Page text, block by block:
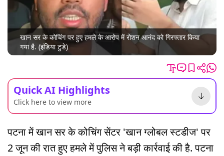
खान सर के कोचिंग पर हुए हमले के आरोप में रोशन आनंद को गिरफ्तार किया
गया है. (इंडिया टुडे)
Quick AI Highlights
Click here to view more
पटना में खान सर के कोचिंग सेंटर 'खान ग्लोबल स्टडीज' पर
2 जून की रात हुए हमले में पुलिस ने बड़ी कार्रवाई की है. पटना